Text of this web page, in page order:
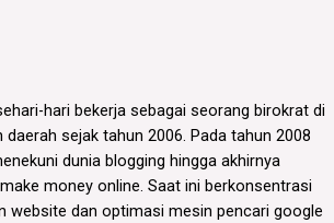
hari bekerja sebagai seorang birokrat di
sejak tahun 2006. Pada tahun 2008
dunia blogging hingga akhirnya
money online. Saat ini berkonsentrasi
website dan optimasi mesin pencari google